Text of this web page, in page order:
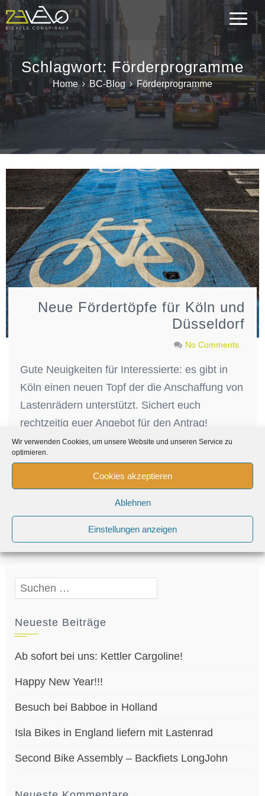
Wir verwenden Cookies, um unsere Website und unseren Service zu
optimieren.
Cookies akzeptieren
Ablehnen
Einstellungen anzeigen
Schlagwort:Förderprogramme
Home BC-Blog Förderprogramme
Neue Fördertöpfe für Köln und
Düsseldorf
No Comments
Gute Neuigkeiten für Interessierte: es gibt in
Köln einen neuen Topf der die Anschaffung von
Lastenrädern unterstützt. Sichert euch
rechtzeitig euer Angebot für den Antrag!
https://www.stadt-
koeln.de/artikel/68501/index.html In Düsseldorf
muss noch der Rat zustimmen (29.04.) – Infos
Förderungen,Info-News Förderprogramme,
Lastenrad,Verkehrswende
Suchen
Neueste Beiträge
Ab sofort bei uns: Kettler Cargoline!
Happy New Year!!!
Besuch bei Babboe in Holland
Isla Bikes in England liefern mit Lastenrad
Second Bike Assembly – Backfiets LongJohn